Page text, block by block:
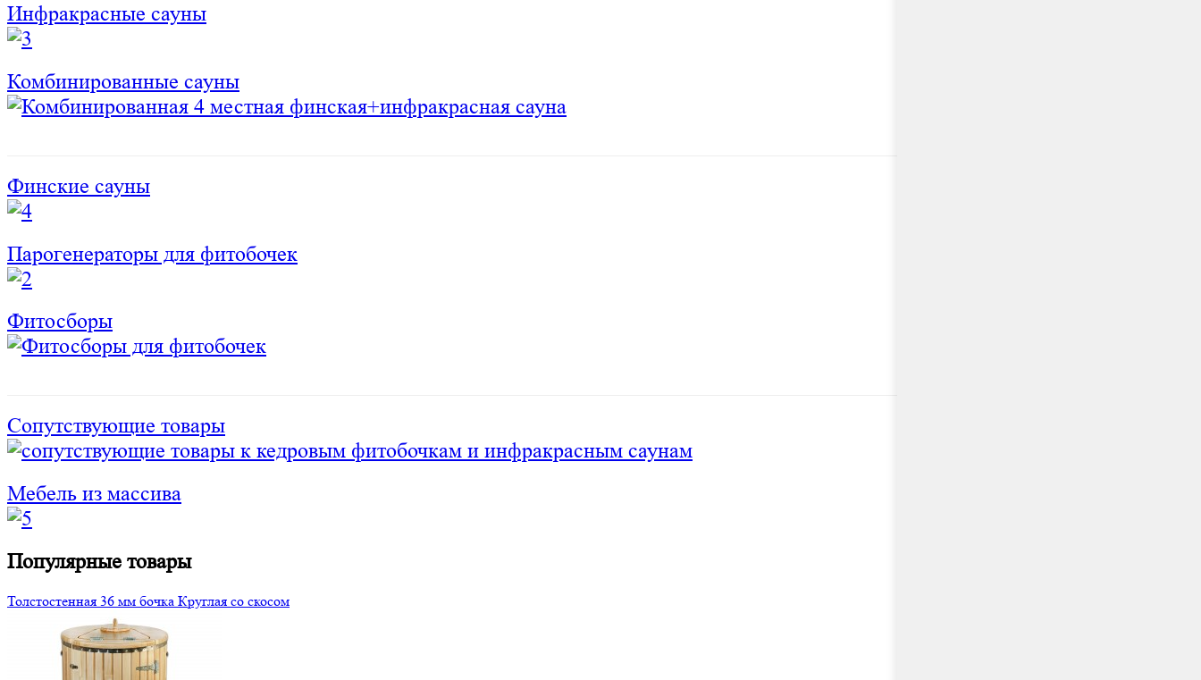
Инфракрасные сауны
Комбинированные сауны
Финские сауны
Парогенераторы для фитобочек
Фитосборы
Сопутствующие товары
Мебель из массива
Популярные товары
Толстостенная 36 мм бочка Круглая со скосом